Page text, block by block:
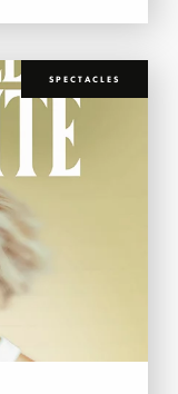
SPECTACLES